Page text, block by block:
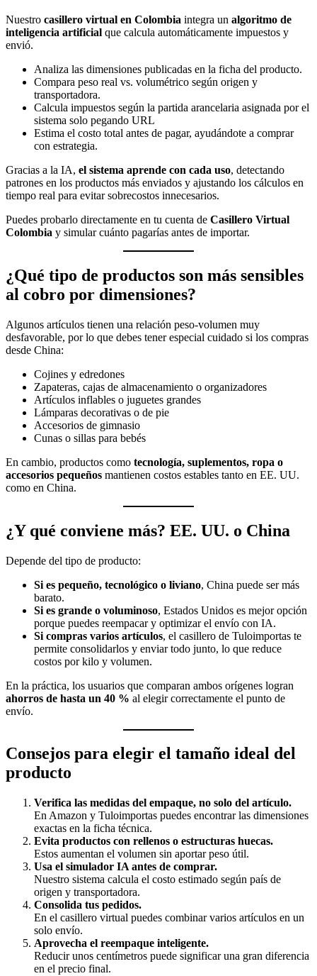
Nuestro casillero virtual en Colombia integra un algoritmo de
inteligencia artificial que calcula automáticamente impuestos y
envió.
Analiza las dimensiones publicadas en la ficha del producto.
Compara peso real vs. volumétrico según origen y
transportadora.
Calcula impuestos según la partida arancelaria asignada por el
sistema solo pegando URL
Estima el costo total antes de pagar, ayudándote a comprar
con estrategia.
Gracias a la IA, el sistema aprende con cada uso, detectando
patrones en los productos más enviados y ajustando los cálculos en
tiempo real para evitar sobrecostos innecesarios.
Puedes probarlo directamente en tu cuenta de Casillero Virtual
Colombia y simular cuánto pagarías antes de importar.
¿Qué tipo de productos son más sensibles
al cobro por dimensiones?
Algunos artículos tienen una relación peso-volumen muy
desfavorable, por lo que debes tener especial cuidado si los compras
desde China:
Cojines y edredones
Zapateras, cajas de almacenamiento o organizadores
Artículos inflables o juguetes grandes
Lámparas decorativas o de pie
Accesorios de gimnasio
Cunas o sillas para bebés
En cambio, productos como tecnología, suplementos, ropa o
accesorios pequeños mantienen costos estables tanto en EE. UU.
como en China.
¿Y qué conviene más? EE. UU. o China
Depende del tipo de producto:
Si es pequeño, tecnológico o liviano, China puede ser más
barato.
Si es grande o voluminoso, Estados Unidos es mejor opción
porque puedes reempacar y optimizar el envío con IA.
Si compras varios artículos, el casillero de Tuloimportas te
permite consolidarlos y enviar todo junto, lo que reduce
costos por kilo y volumen.
En la práctica, los usuarios que comparan ambos orígenes logran
ahorros de hasta un 40 % al elegir correctamente el punto de
envío.
Consejos para elegir el tamaño ideal del
producto
Verifica las medidas del empaque, no solo del artículo.
En Amazon y Tuloimportas puedes encontrar las dimensiones
exactas en la ficha técnica.
Evita productos con rellenos o estructuras huecas.
Estos aumentan el volumen sin aportar peso útil.
Usa el simulador IA antes de comprar.
Nuestro sistema calcula el costo estimado según país de
origen y transportadora.
Consolida tus pedidos.
En el casillero virtual puedes combinar varios artículos en un
solo envío.
Aprovecha el reempaque inteligente.
Reducir unos centímetros puede significar una gran diferencia
en el precio final.